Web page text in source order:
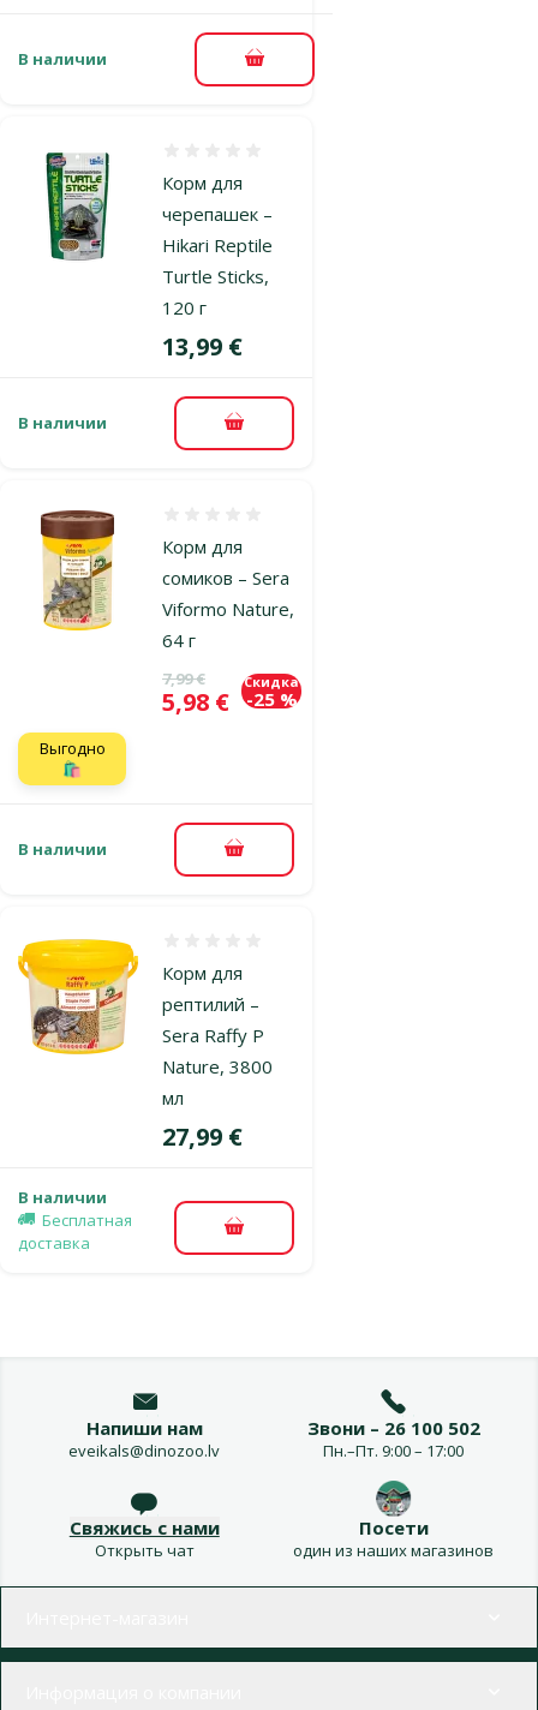
В наличии В корзину
Корм для
черепашек –
Hikari Reptile
Turtle Sticks,
120 г
Цена
13,99 €
В наличии В корзину
Корм для
сомиков – Sera
Viformo Nature,
64 г
Исходная цена
7,99 €
Цена
5,98 €
Скидка
-25 %
Выгодно
🛍️
В наличии В корзину
Корм для
рептилий –
Sera Raffy P
Nature, 3800
мл
Цена
27,99 €
В наличии
Бесплатная
доставка
В корзину
Напиши нам
eveikals@dinozoo.lv
Звони – 26 100 502
Пн.–Пт. 9:00 – 17:00
Свяжись с нами
Открыть чат
Посети
один из наших магазинов